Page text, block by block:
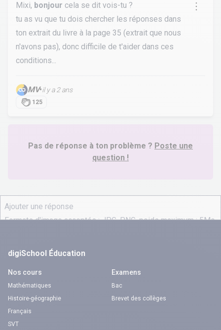
Mixi, bonjour cela se dit vois-tu ?
tu as vu que tu dois chercher les réponses dans
ton extrait du livre à la page 35 (extrait que nous
n'avons pas), donc difficile de t'aider dans ces
conditions...
MV•il y a 2 ans
125
Pas de réponse à ton problème ? Poste une
question !
digiSchool Éducation
Nos cours
Mathématiques
Histoire-géographie
Français
SVT
Examens
Bac
Brevet des collèges